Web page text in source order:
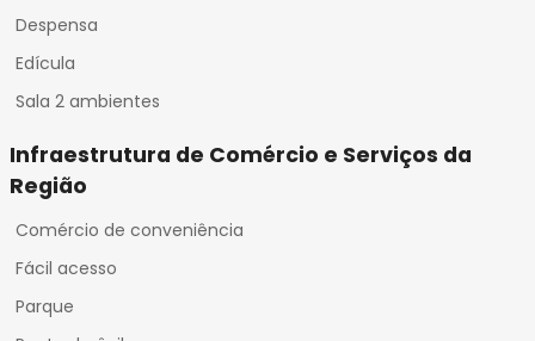
Despensa
Edícula
Sala 2 ambientes
Infraestrutura de Comércio e Serviços da
Região
Comércio de conveniência
Fácil acesso
Parque